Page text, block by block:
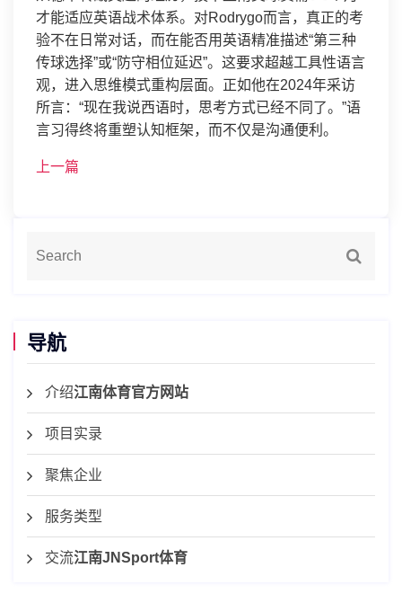
才能适应英语战术体系。对Rodrygo而言，真正的考
验不在日常对话，而在能否用英语精准描述“第三种
传球选择”或“防守相位延迟”。这要求超越工具性语言
观，进入思维模式重构层面。正如他在2024年采访
所言：“现在我说西语时，思考方式已经不同了。”语
言习得终将重塑认知框架，而不仅是沟通便利。
上一篇
导航
介绍江南体育官方网站
项目实录
聚焦企业
服务类型
交流江南JNSport体育